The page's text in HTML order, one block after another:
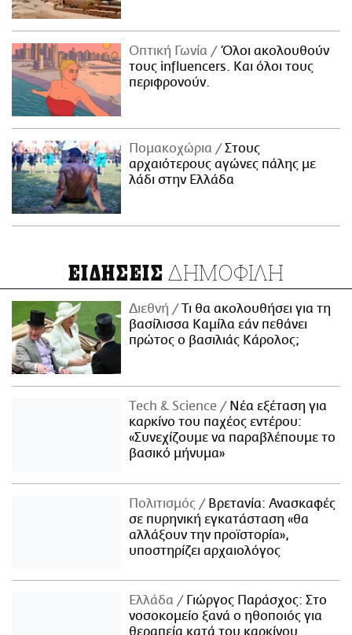
Οπτική Γωνία
Όλοι ακολουθούν
τους influencers. Και όλοι τους
περιφρονούν.
Πομακοχώρια
Στους
αρχαιότερους αγώνες πάλης με
λάδι στην Ελλάδα
ΕΙΔΗΣΕΙΣ ΔΗΜΟΦΙΛΗ
Διεθνή
Τι θα ακολουθήσει για τη
βασίλισσα Καμίλα εάν πεθάνει
πρώτος ο βασιλιάς Κάρολος;
Τech & Science
Νέα εξέταση για
καρκίνο του παχέος εντέρου:
«Συνεχίζουμε να παραβλέπουμε το
βασικό μήνυμα»
Πολιτισμός
Βρετανία: Ανασκαφές
σε πυρηνική εγκατάσταση «θα
αλλάξουν την προϊστορία»,
υποστηρίζει αρχαιολόγος
Ελλάδα
Γιώργος Παράσχος: Στο
νοσοκομείο ξανά ο ηθοποιός για